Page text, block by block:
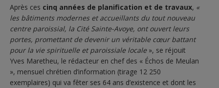
Après ces cinq années de planification et de travaux, «
les bâtiments modernes et accueillants du tout nouveau
centre paroissial, la Cité Sainte-Avoye, ont ouvert leurs
portes, promettant de devenir un véritable cœur battant
pour la vie spirituelle et paroissiale locale», se réjouit
Yves Maretheu, le rédacteur en chef des « Échos de Meulan
», mensuel chrétien d’information (tirage 12 250
exemplaires) qui va fêter ses 64 ans d’existence et dont les